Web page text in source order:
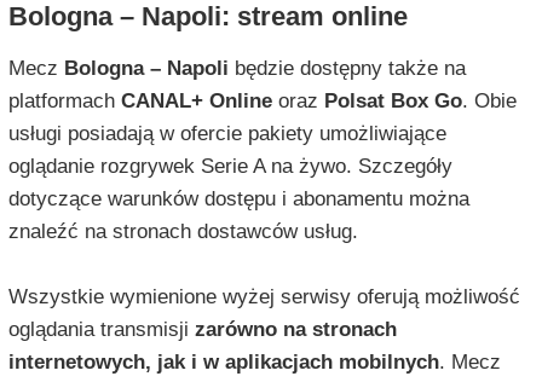
Bologna – Napoli: stream online
Mecz Bologna – Napoli będzie dostępny także na
platformach CANAL+ Onlineoraz Polsat Box Go. Obie
usługi posiadają w ofercie pakiety umożliwiające
oglądanie rozgrywek Serie A na żywo. Szczegóły
dotyczące warunków dostępu i abonamentu można
znaleźć na stronach dostawców usług.
Wszystkie wymienione wyżej serwisy oferują możliwość
oglądania transmisji zarówno na stronach
internetowych, jak i w aplikacjach mobilnych. Mecz